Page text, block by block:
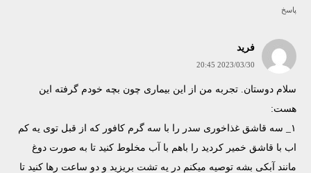
پاسخ
فرید
2023/03/30 20:45
سلام دوستان. تجربه من از این بیماری چون بچه خودم گرفته این
هست:
۱_ سه قاشق غذاخوری سدر را با سه گرم کافور که از قبل توی یه کم
اب با قاشق خمیر کردید را باهم با آب مخلوط کنید تا به صورت دوغ
مانند آبکی بشه توصیه میکنم در یه تشت بریزید و دو ساعت رها کنید تا